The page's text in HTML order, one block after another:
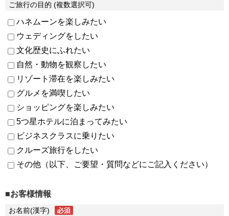
ご旅行の目的 (複数選択可)
ハネムーンを楽しみたい
ウェディングをしたい
文化歴史にふれたい
自然・動物を観察したい
リゾート滞在を楽しみたい
グルメを満喫したい
ショッピングを楽しみたい
5つ星ホテルに泊まってみたい
ビジネスクラスに乗りたい
クルーズ旅行をしたい
その他（以下、ご要望・質問などにご記入ください）
■お客様情報
お名前(漢字)